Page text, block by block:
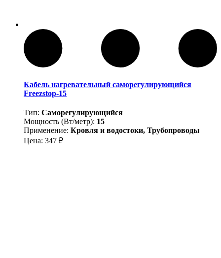
Кабель нагревательный саморегулирующийся
Freezstop-15
Тип: Саморегулирующийся
Мощность (Вт/метр): 15
Применение: Кровля и водостоки, Трубопроводы
Цена: 347 ₽